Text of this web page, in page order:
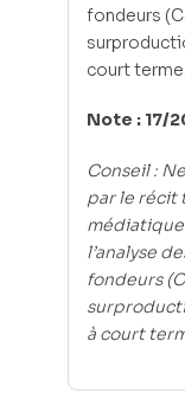
fondeurs
court terme.
Note : 17/
Conseil :
par le récit
médiatique
l’analyse
fondeurs
à court